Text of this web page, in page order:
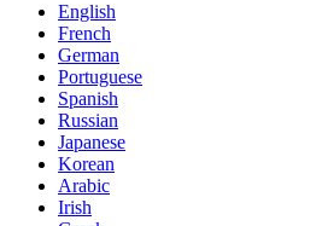
English
French
German
Portuguese
Spanish
Russian
Japanese
Korean
Arabic
Irish